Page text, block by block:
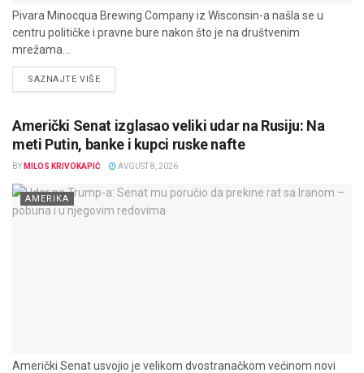
Pivara Minocqua Brewing Company iz Wisconsin-a našla se u
centru političke i pravne bure nakon što je na društvenim
mrežama...
SAZNAJTE VIŠEDETAILS
Američki Senat izglasao veliki udar na Rusiju: Na
meti Putin, banke i kupci ruske nafte
BY MILOS KRIVOKAPIĆ AVGUST 8, 2026
AMERIKA
Američki Senat usvojio je velikom dvostranačkom većinom novi